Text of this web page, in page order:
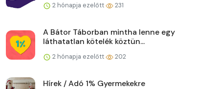
2 hónapja ezelőtt 231
A Bátor Táborban mintha lenne egy
láthatatlan kötelék köztün...
2 hónapja ezelőtt 202
Hírek / Adó 1% Gyermekekre